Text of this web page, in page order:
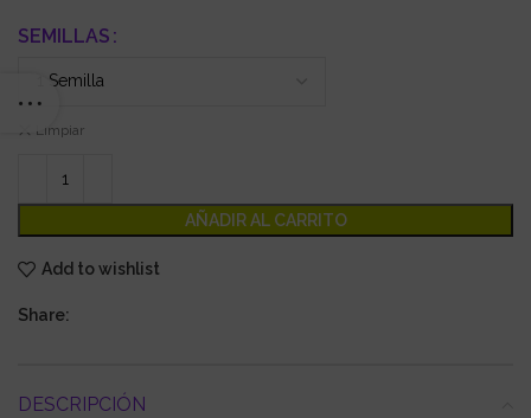
SEMILLAS
Limpiar
AÑADIR AL CARRITO
Add to wishlist
Share:
DESCRIPCIÓN